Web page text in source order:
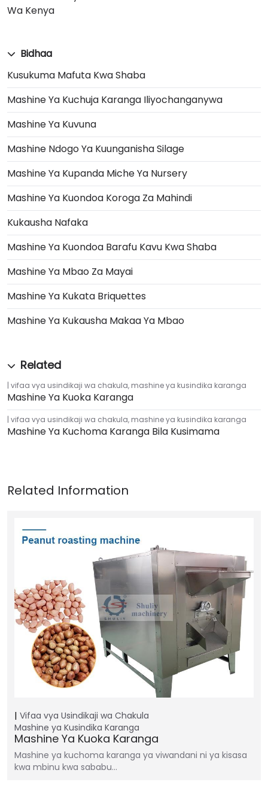
Wa Kenya
Bidhaa
Kusukuma Mafuta Kwa Shaba
Mashine Ya Kuchuja Karanga Iliyochanganywa
Mashine Ya Kuvuna
Mashine Ndogo Ya Kuunganisha Silage
Mashine Ya Kupanda Miche Ya Nursery
Mashine Ya Kuondoa Koroga Za Mahindi
Kukausha Nafaka
Mashine Ya Kuondoa Barafu Kavu Kwa Shaba
Mashine Ya Mbao Za Mayai
Mashine Ya Kukata Briquettes
Mashine Ya Kukausha Makaa Ya Mbao
vifaa vya usindikaji wa chakula, mashine ya kusindika karanga
Mashine Ya Kuoka Karanga
vifaa vya usindikaji wa chakula, mashine ya kusindika karanga
Mashine Ya Kuchoma Karanga Bila Kusimama
Vifaa vya Usindikaji wa Chakula
Mashine ya Kusindika Karanga
Mashine Ya Kuoka Karanga
Mashine ya kuchoma karanga ya viwandani ni ya kisasa
kwa mbinu kwa sababu…